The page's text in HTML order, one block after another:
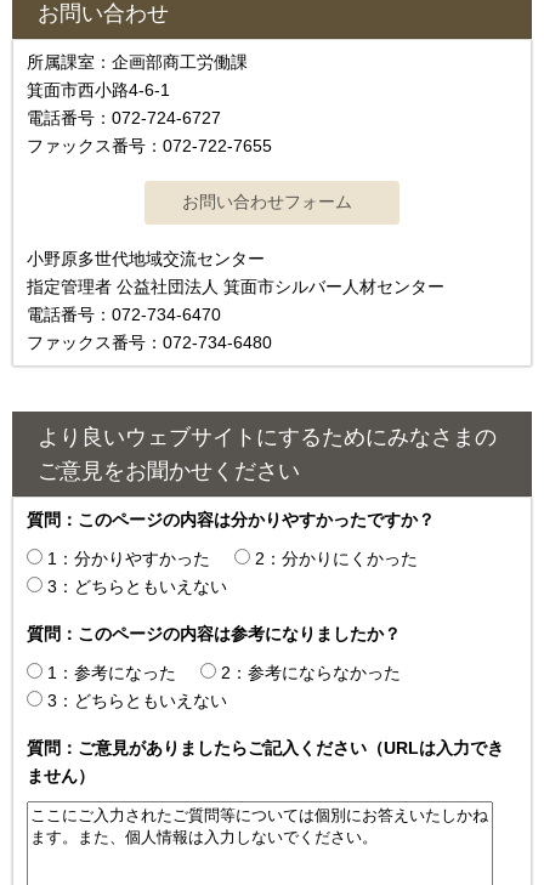
お問い合わせ
所属課室：企画部商工労働課
箕面市西小路4-6-1
電話番号：072-724-6727
ファックス番号：072-722-7655
小野原多世代地域交流センター
指定管理者 公益社団法人 箕面市シルバー人材センター
電話番号：072-734-6470
ファックス番号：072-734-6480
より良いウェブサイトにするためにみなさまの
ご意見をお聞かせください
質問：このページの内容は分かりやすかったですか？
1：分かりやすかった
2：分かりにくかった
3：どちらともいえない
質問：このページの内容は参考になりましたか？
1：参考になった
2：参考にならなかった
3：どちらともいえない
質問：ご意見がありましたらご記入ください（URLは入力でき
ません）